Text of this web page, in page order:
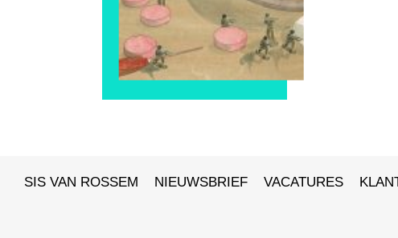
SIS VAN ROSSEM NIEUWSBRIEF VACATURES